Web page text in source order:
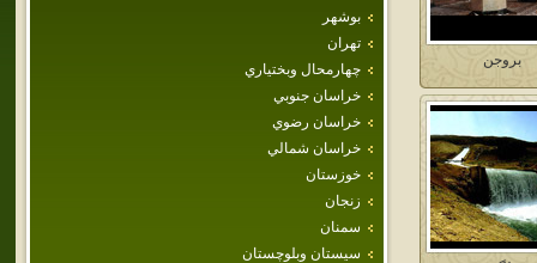
بوشهر
تهران
چهارمحال وبختياري
خراسان جنوبي
خراسان رضوي
خراسان شمالي
خوزستان
زنجان
سمنان
سيستان وبلوچستان
بروجن